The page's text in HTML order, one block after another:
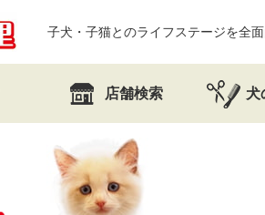
子犬・子猫とのライフステージを全
店舗検索 犬